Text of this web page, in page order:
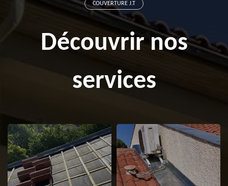
COUVERTURE J.T
Découvrir nos
services